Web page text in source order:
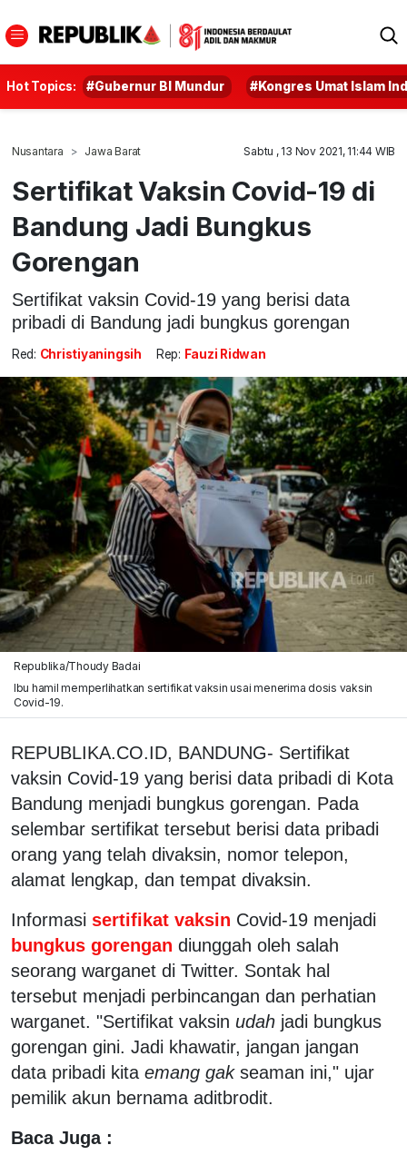
Hot Topics: #Gubernur BI Mundur #Kongres Umat Islam
Nusantara Jawa Barat Sabtu , 13 Nov 2021, 11:44 WIB
Sertifikat Vaksin Covid-19 di
Bandung Jadi Bungkus
Gorengan
Sertifikat vaksin Covid-19 yang berisi data
pribadi di Bandung jadi bungkus gorengan
Red: Christiyaningsih Rep: Fauzi Ridwan
Republika/Thoudy Badai
Ibu hamil memperlihatkan sertifikat vaksin usai menerima dosis vaksin
Covid-19.
REPUBLIKA.CO.ID, BANDUNG- Sertifikat
vaksin Covid-19 yang berisi data pribadi di Kota
Bandung menjadi bungkus gorengan. Pada
selembar sertifikat tersebut berisi data pribadi
orang yang telah divaksin, nomor telepon,
alamat lengkap, dan tempat divaksin.
Informasi sertifikat vaksin Covid-19 menjadi
bungkus gorengan diunggah oleh salah
seorang warganet di Twitter. Sontak hal
tersebut menjadi perbincangan dan perhatian
warganet. "Sertifikat vaksin udah jadi bungkus
gorengan gini. Jadi khawatir, jangan jangan
data pribadi kita emang gakseaman ini," ujar
pemilik akun bernama aditbrodit.
Baca Juga :